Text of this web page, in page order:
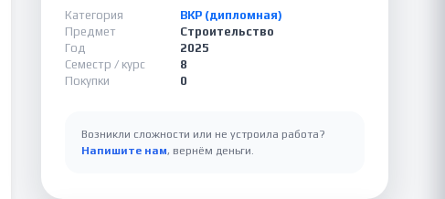
Категория
ВКР (дипломная)
Предмет
Строительство
Год
2025
Семестр / курс
8
Покупки
0
Возникли сложности или не устроила работа?
Напишите нам, вернём деньги.